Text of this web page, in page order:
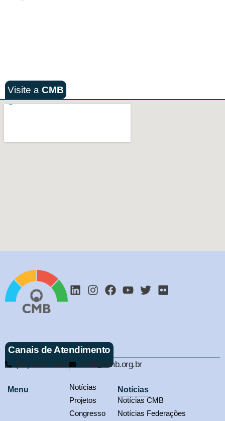
Visite a CMB
Canais de Atendimento
(61) 3321-9563 cmb@cmb.org.br
Menu
Notícias
Projetos
Congresso
Notícias
Notícias CMB
Notícias Federações